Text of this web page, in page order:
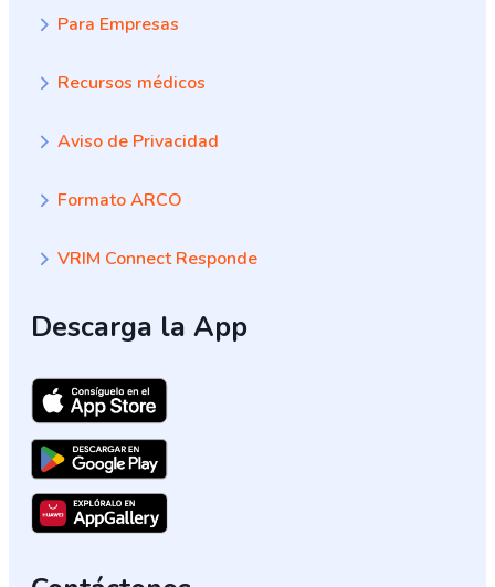
Para Empresas
Recursos médicos
Aviso de Privacidad
Formato ARCO
VRIM Connect Responde
Descarga la App